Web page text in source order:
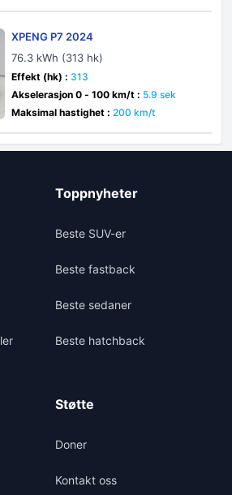
XPENG P7 2024
76.3 kWh (313 hk)
Effekt (hk) : 313
Akselerasjon 0 - 100 km/t : 5.9 sek
Maksimal hastighet : 200 km/t
Toppnyheter
Beste SUV-er
Beste fastback
Beste sedaner
Beste hatchback
Støtte
Doner
Kontakt oss